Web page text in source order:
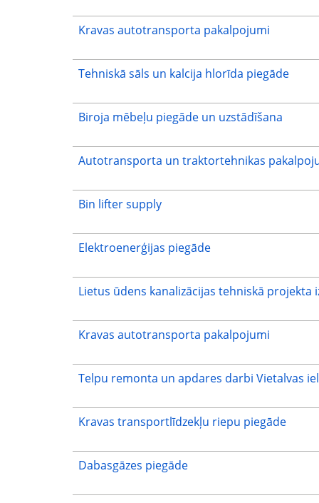
Kravas autotransporta pakalpojumi
Tehniskā sāls un kalcija hlorīda piegāde
Biroja mēbeļu piegāde un uzstādīšana
Autotransporta un traktortehnikas
Bin lifter supply
Elektroenerģijas piegāde
Lietus ūdens kanalizācijas tehniskā projekta
Kravas autotransporta pakalpojumi
Telpu remonta un apdares darbi Vietalvas
Kravas transportlīdzekļu riepu piegāde
Dabasgāzes piegāde